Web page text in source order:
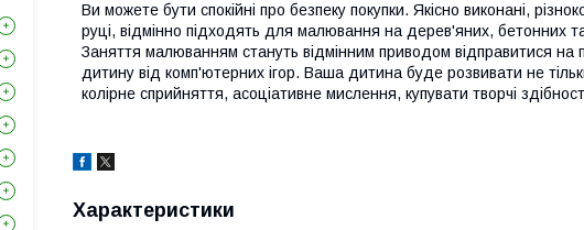
Ви можете бути спокійні про безпеку покупки. Якісно виконані,
руці, відмінно підходять для малювання на дерев'яних, бетонних
Заняття малюванням стануть відмінним приводом відправитися на
дитину від комп'ютерних ігор. Ваша дитина буде розвивати не
колірне сприйняття, асоціативне мислення, купувати творчі
Характеристики